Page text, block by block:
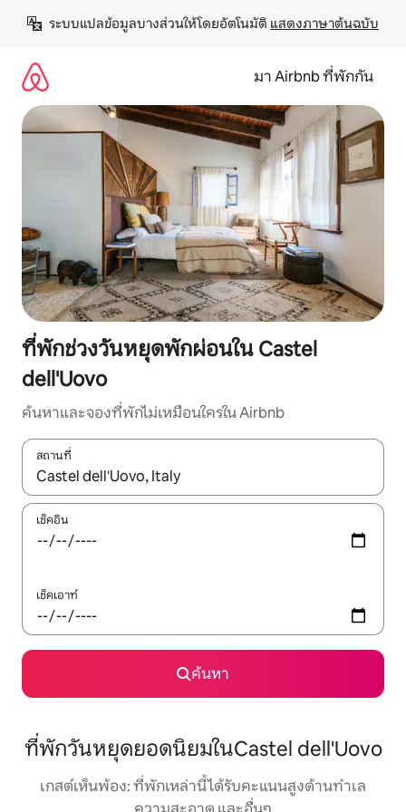
เนื้อหา
ระบบแปลข้อมูลบางส่วนให้โดยอัตโนมัติ แสดงภาษาต้นฉบับ
มา Airbnb ที่พักกัน
ที่พักช่วงวันหยุดพักผ่อนใน Castel
dell'Uovo
ค้นหาและจองที่พักไม่เหมือนใครใน Airbnb
สถานที่
ใช้ลูกศรขึ้นลง หรือใช้การสัมผัสหรือปัด เพื่อสำรวจผลการค้นหา
เช็คอิน
เช็คเอาท์
ค้นหา
ที่พักวันหยุดยอดนิยมในCastel dell'Uovo
เกสต์เห็นพ้อง: ที่พักเหล่านี้ได้รับคะแนนสูงด้านทำเล